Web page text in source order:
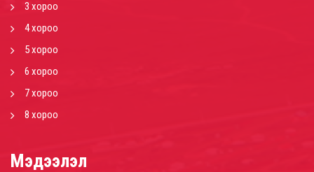
3 хороо
4 хороо
5 хороо
6 хороо
7 хороо
8 хороо
Мэдээлэл